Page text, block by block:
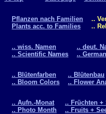
Pflanzen nach Familien
Plants acc. to Families
..
..
.. wiss. Namen
.. Scientific Names
.. deut.
..
.. Blütenfarben
.. Bloom Colors
.. Blütenbau
.. Flower
.. Aufn.-Monat
.. Photo Month
.. Früchten +
.. Fruits +